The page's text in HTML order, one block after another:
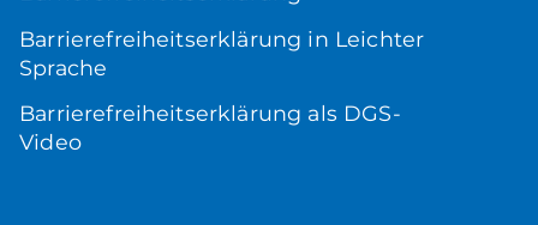
Barrierefreiheitserklärung in Leichter
Sprache
Barrierefreiheitserklärung als DGS-
Video